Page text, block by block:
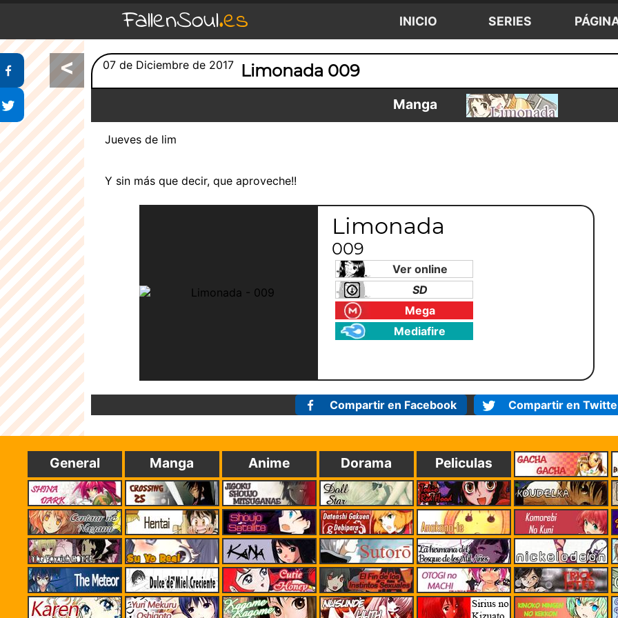
FallenSoul.es INICIO SERIES
<
Compartir en Facebook
Compartir en Twitter
07 de Diciembre de 2017 Limonada 009
Manga
Jueves de lim
Y sin más que decir, que aproveche!!
Limonada
009
Ver online
SD
Mega
Mediafire
Compartir en Facebook Compartir en
General Manga Anime Dorama Peliculas